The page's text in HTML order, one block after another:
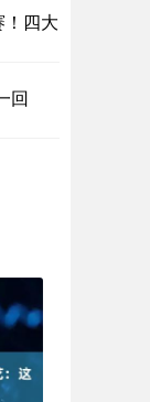
四大
回